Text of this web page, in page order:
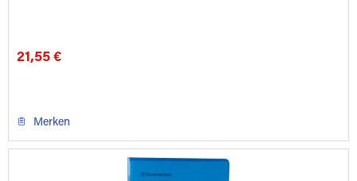
21,55 €
Merken